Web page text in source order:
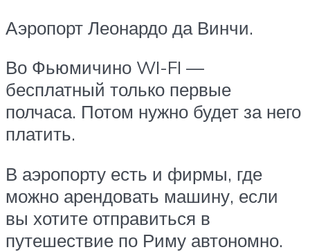
Аэропорт Леонардо да Винчи.
Во Фьюмичино WI-FI —
бесплатный только первые
полчаса. Потом нужно будет за него
платить.
В аэропорту есть и фирмы, где
можно арендовать машину, если
вы хотите отправиться в
путешествие по Риму автономно.